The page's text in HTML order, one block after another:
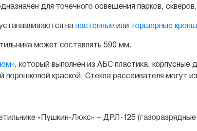
для точечного освещения парков,
на настенные или торшерные
может составлять 590 мм.
, который выполнен из АБС пластика, корпусные
краской. Стекла рассеивателя могут
«Пушкин-Люкс» – ДРЛ-125